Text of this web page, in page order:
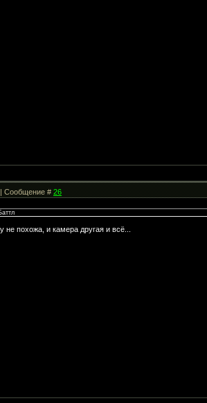
| Сообщение #26
похожа, и камера другая и всё...